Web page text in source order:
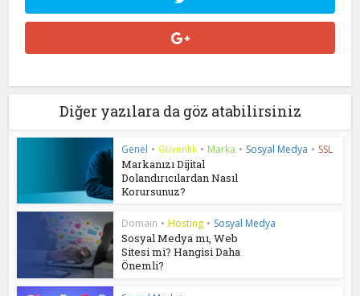
Diğer yazılara da göz atabilirsiniz
Genel • Güvenlik • Marka • Sosyal Medya • SSL
Markanızı Dijital
Dolandırıcılardan Nasıl
Korursunuz?
Domain • Hosting • Sosyal Medya
Sosyal Medya mı, Web
Sitesi mi? Hangisi Daha
Önemli?